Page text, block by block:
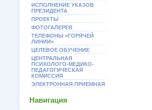
ИСПОЛНЕНИЕ УКАЗОВ
ПРЕЗИДЕНТА
ПРОЕКТЫ
ФОТОГАЛЕРЕЯ
ТЕЛЕФОНЫ «ГОРЯЧЕЙ
ЛИНИИ»
ЦЕЛЕВОЕ ОБУЧЕНИЕ
ЦЕНТРАЛЬНАЯ
ПСИХОЛОГО-МЕДИКО-
ПЕДАГОГИЧЕСКАЯ
КОМИССИЯ
ЭЛЕКТРОННАЯ ПРИЕМНАЯ
Навигация